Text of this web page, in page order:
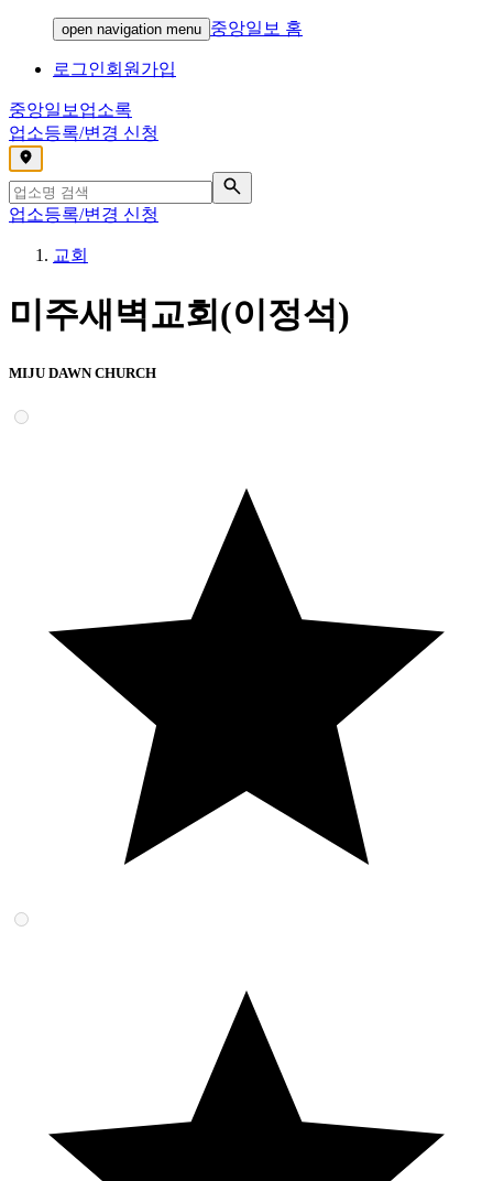
open navigation menu 중앙일보 홈
로그인회원가입
중앙일보 업소록
업소등록/변경 신청
,
업소등록/변경 신청
교회
미주새벽교회(이정석)
MIJU DAWN CHURCH